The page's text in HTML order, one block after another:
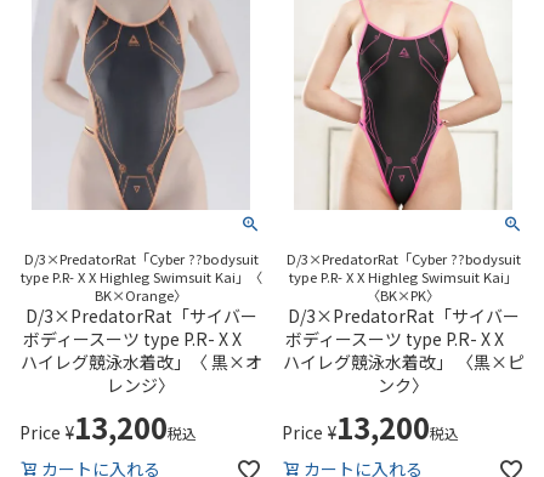
D/3×PredatorRat「Cyber ??bodysuit
type P.R- X X Highleg Swimsuit Kai」〈
BK×Orange〉
D/3×PredatorRat「サイバー
ボディースーツ type P.R- X X
ハイレグ競泳水着改」〈 黒×オ
レンジ〉
Price ¥13,200税込
カートに入れる
D/3×PredatorRat「Cyber ??bodysuit
type P.R- X X Highleg Swimsuit Kai」
〈BK×PK〉
D/3×PredatorRat「サイバー
ボディースーツ type P.R- X X
ハイレグ競泳水着改」 〈黒×ピ
ンク〉
Price ¥13,200税込
カートに入れる